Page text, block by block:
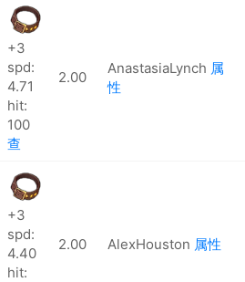
+3
spd:
4.71
hit:
100
查
2.00
AnastasiaLynch 属
性
+3
spd:
4.40
hit:
2.00 AlexHouston 属性